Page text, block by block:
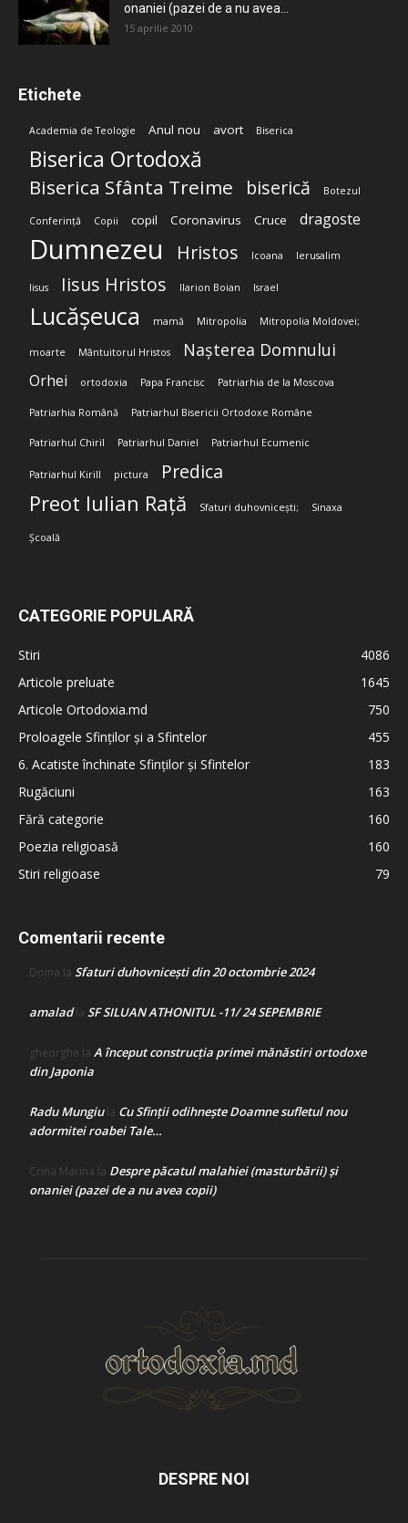
onaniei (pazei de a nu avea...
15 aprilie 2010
Etichete
Academia de Teologie Anul nou avort Biserica
Biserica Ortodoxă
Biserica Sfânta Treime biserică Botezul
Conferință Copii copil Coronavirus Cruce dragoste
Dumnezeu Hristos Icoana Ierusalim
Iisus Iisus Hristos Ilarion Boian Israel
Lucășeuca mamă Mitropolia Mitropolia Moldovei;
moarte Mântuitorul Hristos Nașterea Domnului
Orhei ortodoxia Papa Francisc Patriarhia de la Moscova
Patriarhia Română Patriarhul Bisericii Ortodoxe Române
Patriarhul Chiril Patriarhul Daniel Patriarhul Ecumenic
Patriarhul Kirill pictura Predica
Preot Iulian Rață Sfaturi duhovnicești; Sinaxa
Școală
CATEGORIE POPULARĂ
Stiri
4086
Articole preluate
1645
Articole Ortodoxia.md
750
Proloagele Sfinților și a Sfintelor
455
6. Acatiste închinate Sfinților și Sfintelor
183
Rugăciuni
163
Fără categorie
160
Poezia religioasă
160
Stiri religioase
79
Comentarii recente
Doina la Sfaturi duhovnicești din 20 octombrie 2024
amaladla SF SILUAN ATHONITUL -11/ 24 SEPEMBRIE
gheorghe la A început construcţia primei mănăstiri ortodoxe
din Japonia
Radu Mungiula Cu Sfinții odihnește Doamne sufletul nou
adormitei roabei Tale…
Crina Marina la Despre păcatul malahiei (masturbării) şi
onaniei (pazei de a nu avea copii)
DESPRE NOI